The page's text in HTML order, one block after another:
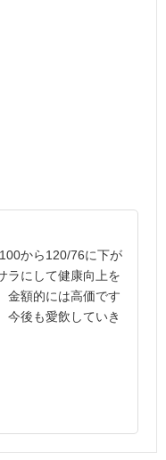
から120/76に下が
ラにして健康向上を
金額的には高価です
今後も愛飲していき